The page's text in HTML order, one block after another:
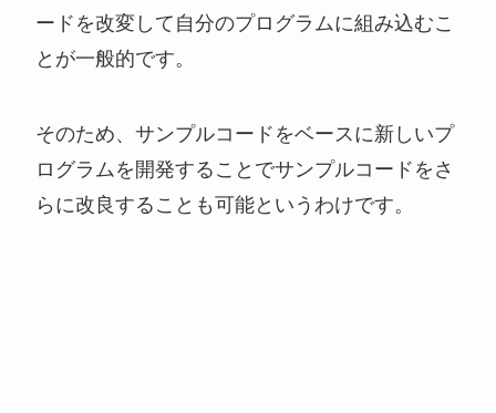
ードを改変して自分のプログラムに組み込むこ
とが一般的です。
そのため、サンプルコードをベースに新しいプ
ログラムを開発することでサンプルコードをさ
らに改良することも可能というわけです。